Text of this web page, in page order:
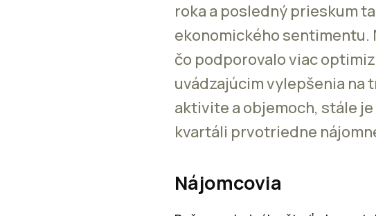
roka a posledný prieskum
ekonomického sentimentu.
čo podporovalo viac
uvádzajúcim vylepšenia na
aktivite a objemoch, stále
kvartáli prvotriedne
Nájomcovia